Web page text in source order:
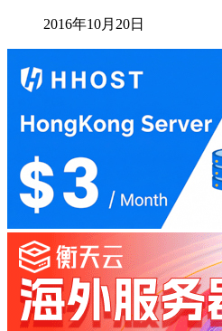
2016年10月20日